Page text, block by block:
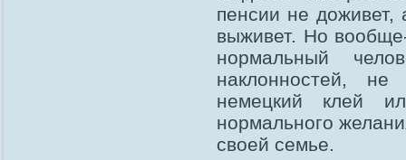
пенсии не
выживет. Но
нормальный
наклонностей,
немецкий клей
нормального
своей семье.